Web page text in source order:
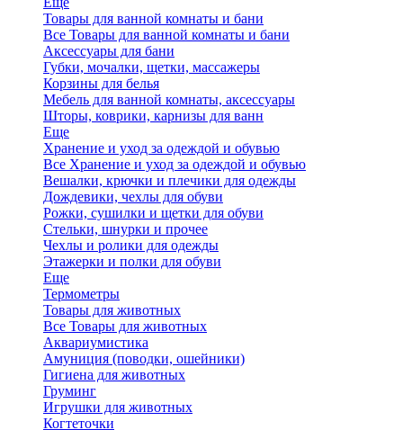
Товары для ванной комнаты и бани
Все Товары для ванной комнаты и бани
Аксессуары для бани
Губки, мочалки, щетки, массажеры
Корзины для белья
Мебель для ванной комнаты, аксессуары
Шторы, коврики, карнизы для ванн
Еще
Хранение и уход за одеждой и обувью
Все Хранение и уход за одеждой и обувью
Вешалки, крючки и плечики для одежды
Дождевики, чехлы для обуви
Рожки, сушилки и щетки для обуви
Стельки, шнурки и прочее
Чехлы и ролики для одежды
Этажерки и полки для обуви
Еще
Термометры
Товары для животных
Все Товары для животных
Аквариумистика
Амуниция (поводки, ошейники)
Гигиена для животных
Груминг
Игрушки для животных
Когтеточки